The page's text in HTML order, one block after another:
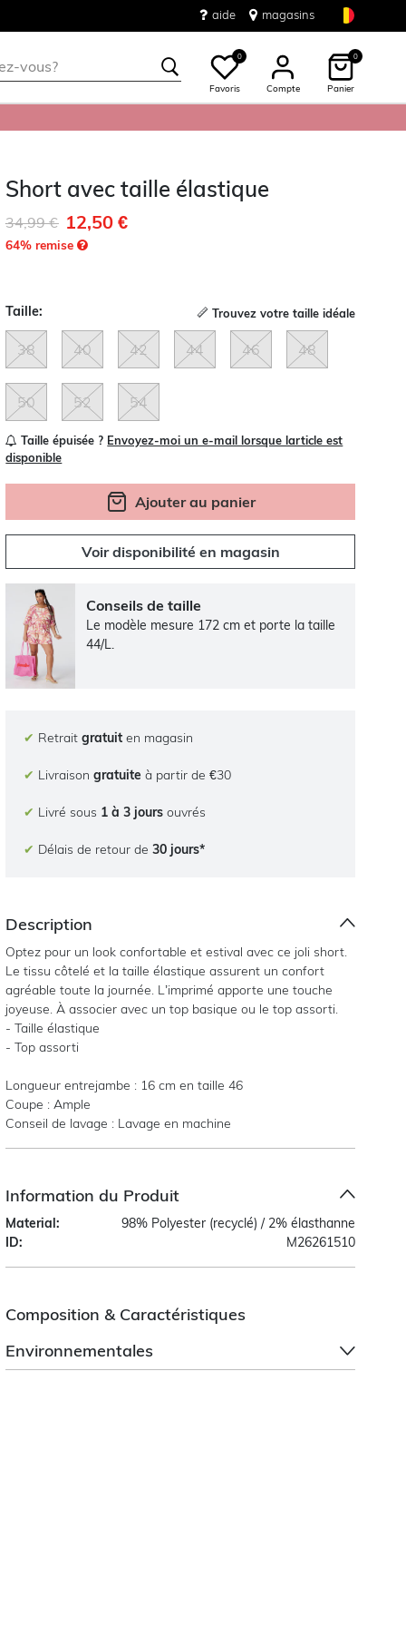
aide magasins
0
Favoris Compte
0
Panier
Short avec taille élastique
Remise de
34,99 €à 12,50 €
64% remise
Taille: Trouvez votre taille idéale
38 40 42 44 46 48
50 52 54
Taille épuisée ? Envoyez-moi un e-mail lorsque larticle est
disponible
Ajouter au panier
Voir disponibilité en magasin
Conseils de taille
Le modèle mesure 172 cm et porte la taille
44/L.
✔ Retraitgratuit en magasin
✔ Livraisongratuite à partir de €30
✔ Livré sous 1 à 3 jours ouvrés
✔ Délais de retour de30 jours*
Description
Optez pour un look confortable et estival avec ce joli short.
Le tissu côtelé et la taille élastique assurent un confort
agréable toute la journée. L’imprimé apporte une touche
joyeuse. À associer avec un top basique ou le top assorti.
- Taille élastique
- Top assorti
Longueur entrejambe : 16 cm en taille 46
Coupe : Ample
Conseil de lavage : Lavage en machine
Information du Produit
Material:
98% Polyester (recyclé) / 2% élasthanne
ID:
M26261510
Composition & Caractéristiques
Environnementales